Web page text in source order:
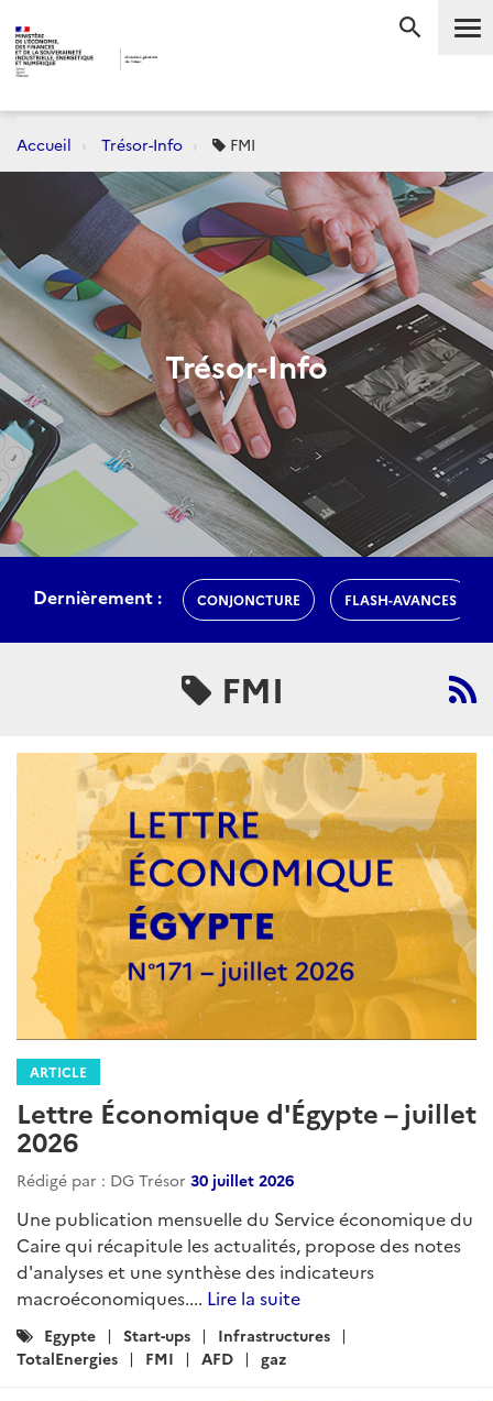
Accueil Trésor-Info FMI
Trésor-Info
Dernièrement : CONJONCTURE FLASH-AVANCES
FMI
ARTICLE
Lettre Économique d'Égypte – juillet
2026
Rédigé par : DG Trésor 30 juillet 2026
Une publication mensuelle du Service économique du
Caire qui récapitule les actualités, propose des notes
d'analyses et une synthèse des indicateurs
macroéconomiques.... Lire la suite
Catégories
:
Egypte Start-ups
Infrastructures
TotalEnergies
FMI AFD gaz